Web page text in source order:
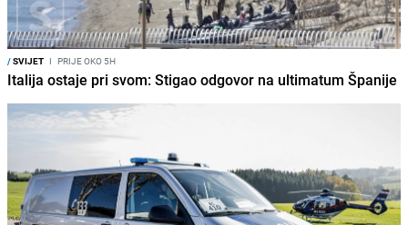
/SVIJET I PRIJE OKO 5H
Italija ostaje pri svom: Stigao odgovor na ultimatum Španije